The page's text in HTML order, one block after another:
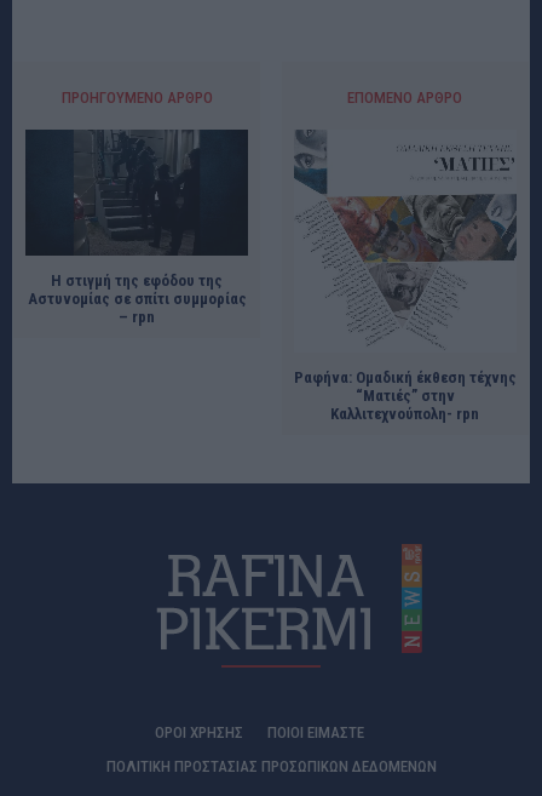
ΠΡΟΗΓΟΎΜΕΝΟ ΆΡΘΡΟ
Η στιγμή της εφόδου της
Αστυνομίας σε σπίτι συμμορίας
– rpn
ΕΠΌΜΕΝΟ ΆΡΘΡΟ
Ραφήνα: Ομαδική έκθεση τέχνης
“Ματιές” στην
Καλλιτεχνούπολη- rpn
ΟΡΟΙ ΧΡΗΣΗΣ
ΠΟΙΟΊ ΕΊΜΑΣΤΕ
ΠΟΛΙΤΙΚΗ ΠΡΟΣΤΑΣΙΑΣ ΠΡΟΣΩΠΙΚΩΝ ΔΕΔΟΜΕΝΩΝ